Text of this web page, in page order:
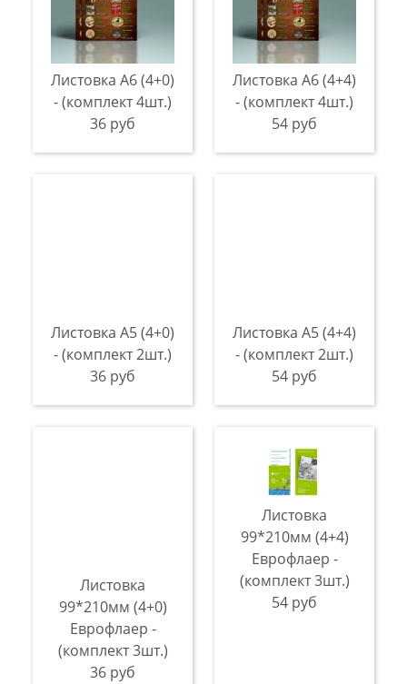
Листовка А6 (4+0)
- (комплект 4шт.)
36 руб
Листовка А6 (4+4)
- (комплект 4шт.)
54 руб
Листовка А5 (4+0)
- (комплект 2шт.)
36 руб
Листовка А5 (4+4)
- (комплект 2шт.)
54 руб
Листовка
99*210мм (4+0)
Еврофлаер -
(комплект 3шт.)
36 руб
Листовка
99*210мм (4+4)
Еврофлаер -
(комплект 3шт.)
54 руб